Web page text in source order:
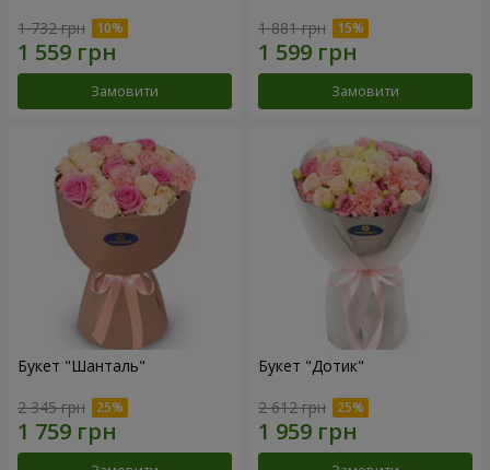
1 732 грн
Замовити
1 881 грн
Замовити
Букет "Шанталь"
2 345 грн
Букет "Дотик"
2 612 грн